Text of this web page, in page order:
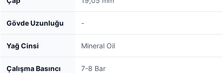
Gövde Uzunluğu -
Yağ Cinsi Mineral Oil
Çalışma Basıncı 7-8 Bar